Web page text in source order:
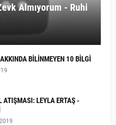
Almıyorum - Ruhi
BİLİNMEYEN 10 BİLGİ
ATIŞMASI: LEYLA ERTAŞ -